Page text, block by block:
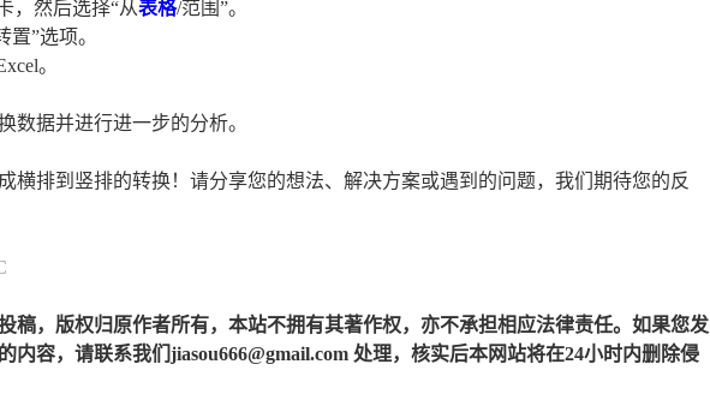
，然后选择“从表格/范围”。
置”选项。
。
数据并进行进一步的分析。
横排到竖排的转换！请分享您的想法、解决方案或遇到的问题，我们期待您的反
稿，版权归原作者所有，本站不拥有其著作权，亦不承担相应法律责任。如果您发
内容，请联系我们jiasou666@gmail.com 处理，核实后本网站将在24小时内删除侵